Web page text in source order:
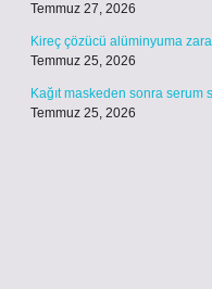
Temmuz 27, 2026
Kireç çözücü alüminyuma
Temmuz 25, 2026
Kağıt maskeden sonra serum
Temmuz 25, 2026